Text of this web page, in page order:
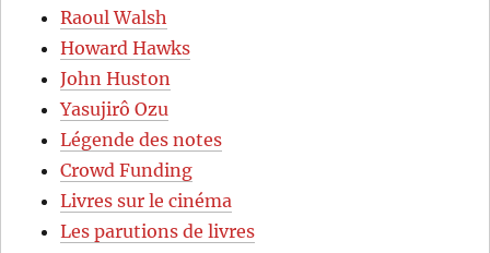
Raoul Walsh
Howard Hawks
John Huston
Yasujirô Ozu
Légende des notes
Crowd Funding
Livres sur le cinéma
Les parutions de livres